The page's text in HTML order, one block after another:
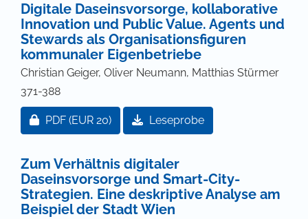
Digitale Daseinsvorsorge, kollaborative
Innovation und Public Value. Agents und
Stewards als Organisationsfiguren
kommunaler Eigenbetriebe
Christian Geiger, Oliver Neumann, Matthias Stürmer
371-388
Zugang für Abonnent/innen oder durch Zahlung
PDF (EUR 20) Leseprobe
Zum Verhältnis digitaler
Daseinsvorsorge und Smart-City-
Strategien. Eine deskriptive Analyse am
Beispiel der Stadt Wien